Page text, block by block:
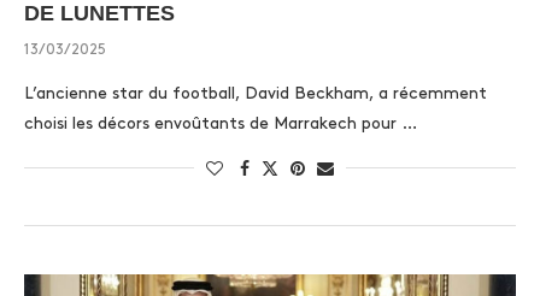
DE LUNETTES
13/03/2025
L’ancienne star du football, David Beckham, a récemment
choisi les décors envoûtants de Marrakech pour …